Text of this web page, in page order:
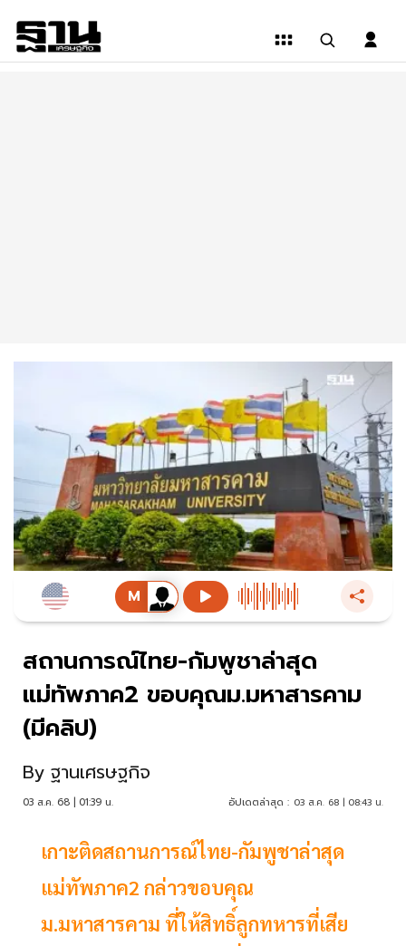
สถานการณ์ไทย-กัมพูชาล่าสุด
แม่ทัพภาค2 ขอบคุณม.มหาสารคาม
(มีคลิป)
By ฐานเศรษฐกิจ
03 ส.ค. 68 | 01:39 น. อัปเดตล่าสุด : 03 ส.ค. 68 | 08:43 น.
เกาะติดสถานการณ์ไทย-กัมพูชาล่าสุด
แม่ทัพภาค2 กล่าวขอบคุณ
ม.มหาสารคาม ที่ให้สิทธิ์ลูกทหารที่เสีย